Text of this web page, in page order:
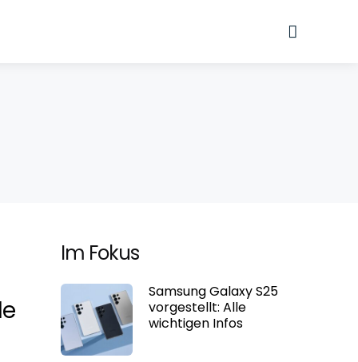
Im Fokus
Samsung Galaxy S25
vorgestellt: Alle
wichtigen Infos